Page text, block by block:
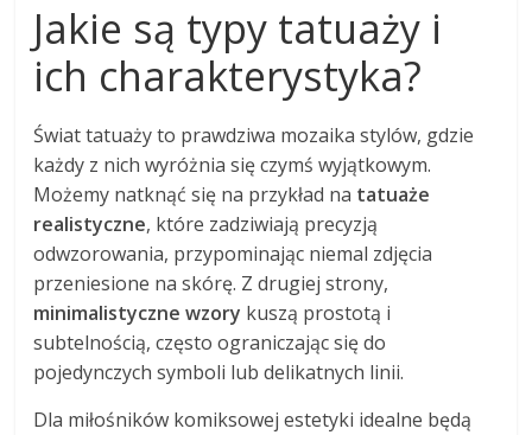
Jakie są typy tatuaży i
ich charakterystyka?
Świat tatuaży to prawdziwa mozaika stylów, gdzie
każdy z nich wyróżnia się czymś wyjątkowym.
Możemy natknąć się na przykład na tatuaże
realistyczne, które zadziwiają precyzją
odwzorowania, przypominając niemal zdjęcia
przeniesione na skórę. Z drugiej strony,
minimalistyczne wzory kuszą prostotą i
subtelnością, często ograniczając się do
pojedynczych symboli lub delikatnych linii.
Dla miłośników komiksowej estetyki idealne będą